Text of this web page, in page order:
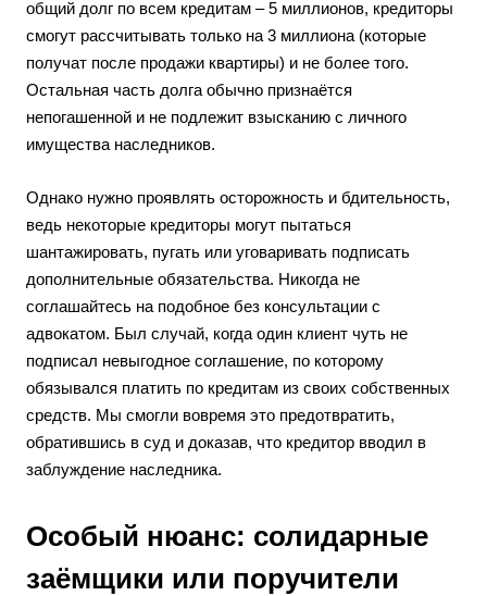
общий долг по всем кредитам – 5 миллионов, кредиторы
смогут рассчитывать только на 3 миллиона (которые
получат после продажи квартиры) и не более того.
Остальная часть долга обычно признаётся
непогашенной и не подлежит взысканию с личного
имущества наследников.
Однако нужно проявлять осторожность и бдительность,
ведь некоторые кредиторы могут пытаться
шантажировать, пугать или уговаривать подписать
дополнительные обязательства. Никогда не
соглашайтесь на подобное без консультации с
адвокатом. Был случай, когда один клиент чуть не
подписал невыгодное соглашение, по которому
обязывался платить по кредитам из своих собственных
средств. Мы смогли вовремя это предотвратить,
обратившись в суд и доказав, что кредитор вводил в
заблуждение наследника.
Особый нюанс: солидарные
заёмщики или поручители